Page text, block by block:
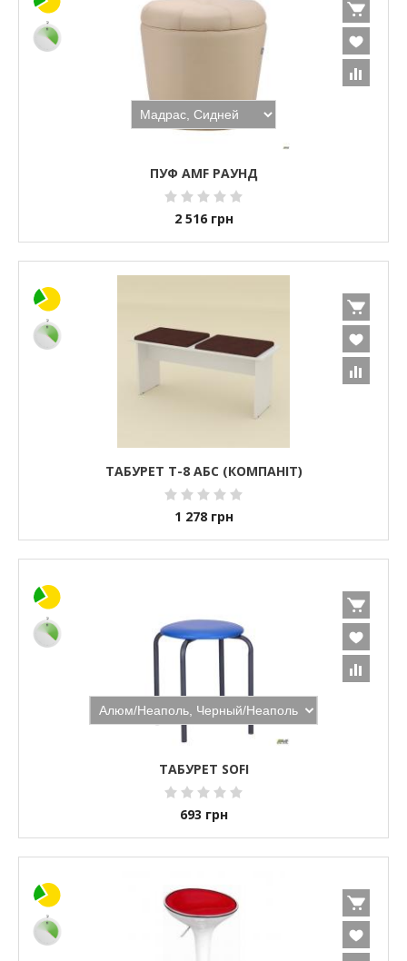
ПУФ AMF РАУНД
2 516 грн
ТАБУРЕТ Т-8 АБС (КОМПАНІТ)
1 278 грн
ТАБУРЕТ SOFI
693 грн